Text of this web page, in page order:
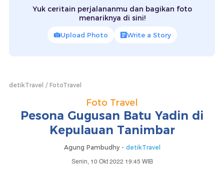
Yuk ceritain perjalananmu dan bagikan foto
menariknya di sini!
Upload Photo Write a Story
detikTravel FotoTravel
Foto Travel
Pesona Gugusan Batu Yadin di
Kepulauan Tanimbar
Agung Pambudhy - detikTravel
Senin, 10 Okt 2022 19:45 WIB